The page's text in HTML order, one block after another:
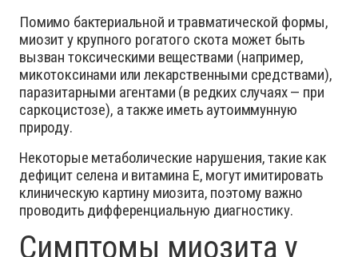
Помимо бактериальной и травматической формы,
миозит у крупного рогатого скота может быть
вызван токсическими веществами (например,
микотоксинами или лекарственными средствами),
паразитарными агентами (в редких случаях — при
саркоцистозе), а также иметь аутоиммунную
природу.
Некоторые метаболические нарушения, такие как
дефицит селена и витамина Е, могут имитировать
клиническую картину миозита, поэтому важно
проводить дифференциальную диагностику.
Симптомы миозита у